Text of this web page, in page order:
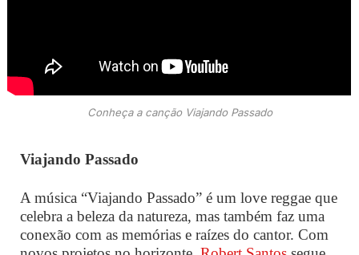
Conheça a canção Viajando Passado
Viajando Passado
A música “Viajando Passado” é um love reggae que
celebra a beleza da natureza, mas também faz uma
conexão com as memórias e raízes do cantor. Com